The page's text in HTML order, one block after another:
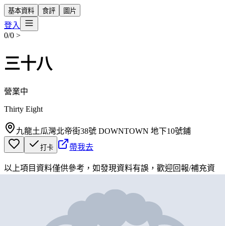
基本資料 食評 圖片
登入
0/0 >
三十八
營業中
Thirty Eight
九龍土瓜灣北帝街38號 DOWNTOWN 地下10號鋪
打卡 帶我去
以上項目資料僅供參考，如發現資料有誤，歡迎回報/補充資